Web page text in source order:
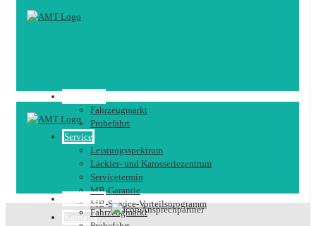
Fahrzeugmarkt
Probefahrt
Service
Leistungsspektrum
Lackier- und Karosseriezentrum
Servicetermin
MB-Garantie
MB-Service-Vorteilsprogramm
Karriere
Fahrzeuge
Fahrzeugmarkt